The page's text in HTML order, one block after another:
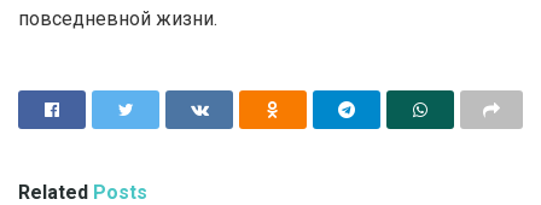
повседневной жизни.
Related Posts